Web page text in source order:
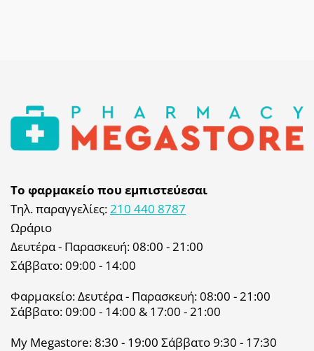
Το φαρμακείο που εμπιστεύεσαι
Τηλ. παραγγελίες:210 440 8787
Ωράριο
Δευτέρα - Παρασκευή: 08:00 - 21:00
Σάββατο: 09:00 - 14:00
Φαρμακείο: Δευτέρα - Παρασκευή: 08:00 - 21:00
Σάββατο: 09:00 - 14:00 & 17:00 - 21:00
My Megastore: 8:30 - 19:00 Σάββατο 9:30 - 17:30